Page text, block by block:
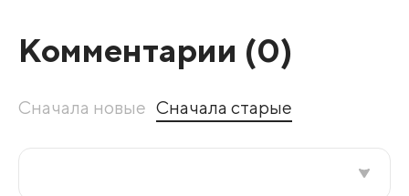
Комментарии (0)
Сначала новые Сначала старые